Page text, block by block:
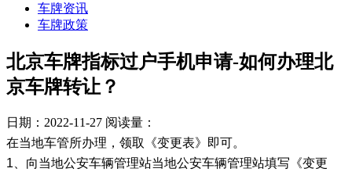
车牌资讯
车牌政策
北京车牌指标过户手机申请-如何办理北
京车牌转让？
日期：2022-11-27 阅读量：
在当地车管所办理，领取《变更表》即可。
1、向当地公安车辆管理站当地公安车辆管理站填写《变更